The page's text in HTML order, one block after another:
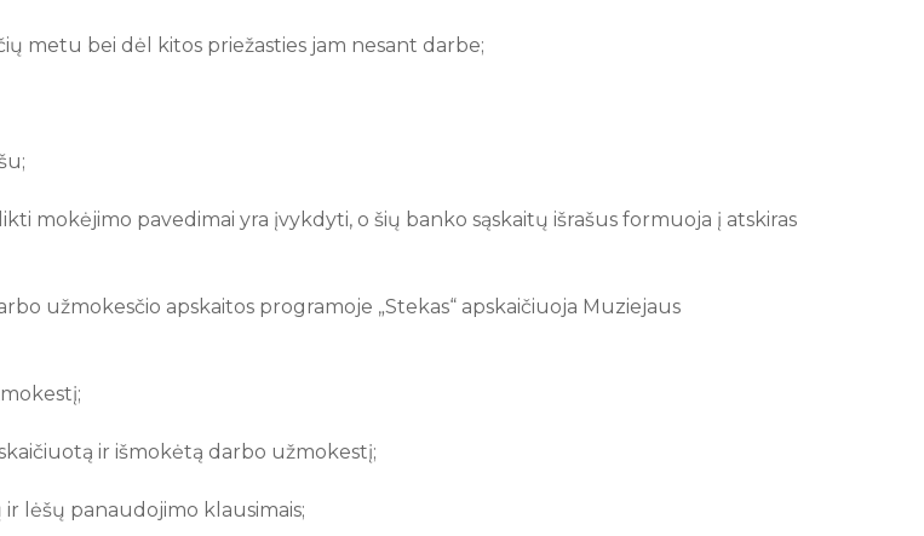
metu bei dėl kitos priežasties jam nesant darbe;
mokėjimo pavedimai yra įvykdyti, o šių banko sąskaitų išrašus formuoja į atskiras
užmokesčio apskaitos programoje „Stekas“ apskaičiuoja Muziejaus
ir išmokėtą darbo užmokestį;
lėšų panaudojimo klausimais;